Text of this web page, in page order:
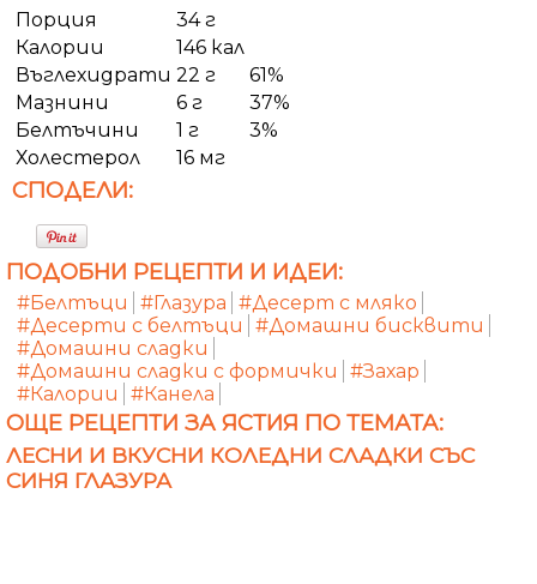
Порция
34 г
Калории
146 кал
Въглехидрати 22 г
61%
Мазнини
6 г
37%
Белтъчини
1 г
3%
Холестерол
16 мг
СПОДЕЛИ:
ПОДОБНИ РЕЦЕПТИ И ИДЕИ:
#Белтъци #Глазура #Десерт с мляко
#Десерти с белтъци
#Домашни бисквити
#Домашни сладки
#Домашни сладки с формички
#Захар
#Калории
#Канела
ОЩЕ РЕЦЕПТИ ЗА ЯСТИЯ ПО ТЕМАТА:
ЛЕСНИ И ВКУСНИ КОЛЕДНИ СЛАДКИ СЪС
СИНЯ ГЛАЗУРА